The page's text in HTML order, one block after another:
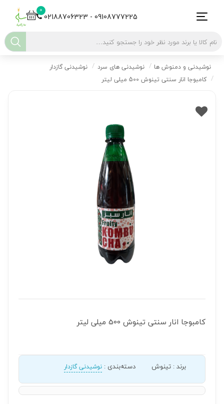
0
02188706323 - 09108777225
نوشیدنی و دمنوش ها نوشیدنی های سرد
نوشیدنی گازدار
کامبوجا انار سنتی تینوش 500 میلی لیتر
کامبوجا انار سنتی تینوش 500 میلی لیتر
برند: تینوش دسته‌بندی : نوشیدنی گازدار